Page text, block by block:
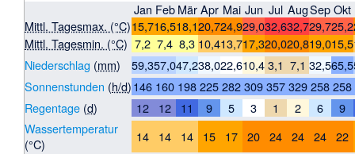
Jan FebMärApr Mai Jun Jul AugSep Okt
Mittl. Tagesmax. (°C)15,716,518,120,724,929,032,632,729,725,2
Mittl. Tagesmin. (°C) 7,2 7,4 8,3 10,413,717,320,020,819,015,5
Niederschlag (mm) 59,357,047,238,022,610,4 3,1 7,1 32,565,5
Sonnenstunden (h/d)146 160 198 225 282 309 357 329 258 258
Regentage (d) 12 12 11 9 5 3 1 2 6
9
Wassertemperatur
(°C)
14 14 14 15 17 20 24 24 24 22